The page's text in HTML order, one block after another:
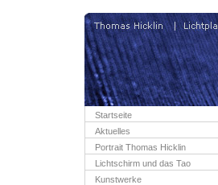
Startseite
Aktuelles
Portrait Thomas Hicklin
Lichtschirm und das Tao
Kunstwerke